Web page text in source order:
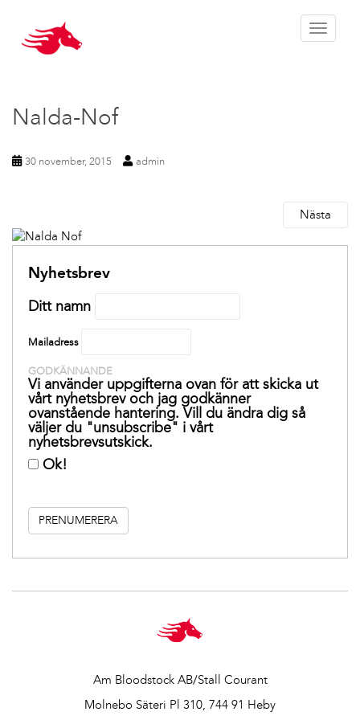
Toggle
Nalda-Nof
30 november, 2015 admin
Nästa
Nyhetsbrev
Ditt namn
Mailadress
GODKÄNNANDE
Vi använder uppgifterna ovan för att skicka ut
vårt nyhetsbrev och jag godkänner
ovanstående hantering. Vill du ändra dig så
väljer du "unsubscribe" i vårt
nyhetsbrevsutskick.
Ok!
Am Bloodstock AB/Stall Courant
Molnebo Säteri Pl 310, 744 91 Heby